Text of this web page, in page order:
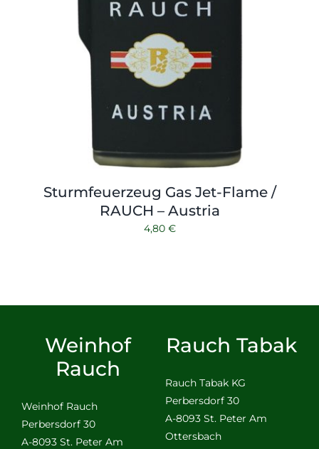
Sturmfeuerzeug Gas Jet-Flame /
RAUCH – Austria
4,80 €
Weinhof
Rauch
Weinhof Rauch
Perbersdorf 30
A-8093 St. Peter Am
Rauch Tabak
Rauch Tabak KG
Perbersdorf 30
A-8093 St. Peter Am
Ottersbach